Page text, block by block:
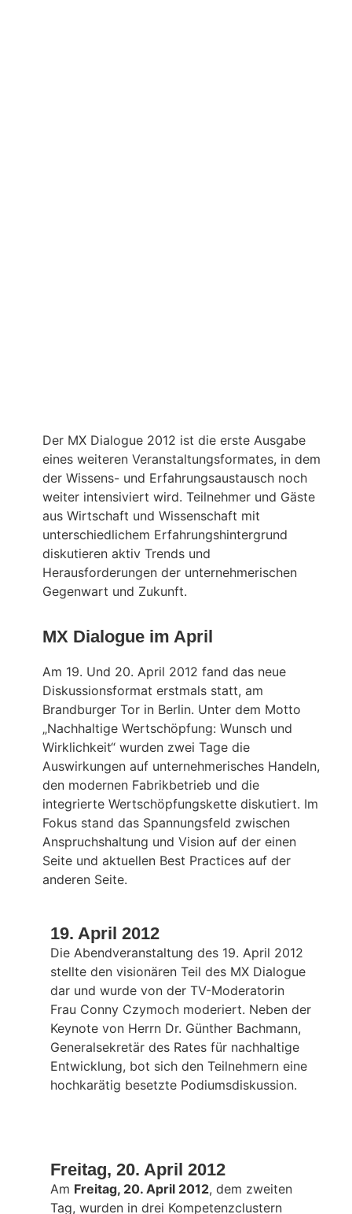
Der MX Dialogue 2012 ist die erste Ausgabe
eines weiteren Veranstaltungsformates, in dem
der Wissens- und Erfahrungsaustausch noch
weiter intensiviert wird. Teilnehmer und Gäste
aus Wirtschaft und Wissenschaft mit
unterschiedlichem Erfahrungshintergrund
diskutieren aktiv Trends und
Herausforderungen der unternehmerischen
Gegenwart und Zukunft.
MX Dialogue im April
Am 19. Und 20. April 2012 fand das neue
Diskussionsformat erstmals statt, am
Brandburger Tor in Berlin. Unter dem Motto
„Nachhaltige Wertschöpfung: Wunsch und
Wirklichkeit“ wurden zwei Tage die
Auswirkungen auf unternehmerisches Handeln,
den modernen Fabrikbetrieb und die
integrierte Wertschöpfungskette diskutiert. Im
Fokus stand das Spannungsfeld zwischen
Anspruchshaltung und Vision auf der einen
Seite und aktuellen Best Practices auf der
anderen Seite.
19. April 2012
Die Abendveranstaltung des 19. April 2012
stellte den visionären Teil des MX Dialogue
dar und wurde von der TV-Moderatorin
Frau Conny Czymoch moderiert. Neben der
Keynote von Herrn Dr. Günther Bachmann,
Generalsekretär des Rates für nachhaltige
Entwicklung, bot sich den Teilnehmern eine
hochkarätig besetzte Podiumsdiskussion.
Freitag, 20. April 2012
Am Freitag, 20. April 2012, dem zweiten
Tag, wurden in drei Kompetenzclustern